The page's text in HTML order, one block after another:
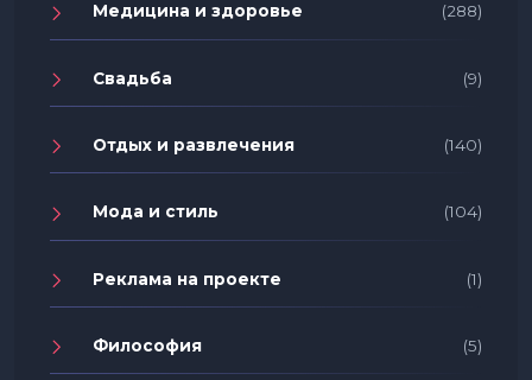
Медицина и здоровье (288)
Свадьба (9)
Отдых и развлечения (140)
Мода и стиль (104)
Реклама на проекте (1)
Философия (5)